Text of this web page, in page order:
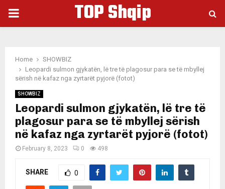
PRIMARY
TOP Shqip
Home
SHOWBIZ
Leopardi sulmon gjykatën, lë tre të plagosur para se të mbyllej
sërish në kafaz nga zyrtarët pyjorë (fotot)
SHOWBIZ
Leopardi sulmon gjykatën, lë tre të
plagosur para se të mbyllej sërish
në kafaz nga zyrtarët pyjorë (fotot)
February 8, 2023 0 498
SHARE 0